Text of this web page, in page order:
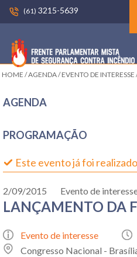
(61) 3215-5639
HOME /AGENDA/EVENTO DE INTERESSE
AGENDA
PROGRAMAÇÃO
Este evento já foi
2/09/2015 Evento de
LANÇAMENTO DA
Evento de interesse
Congresso Nacional -